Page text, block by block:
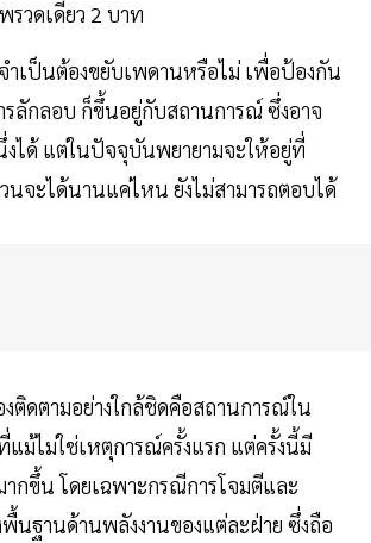
วดเดียว 2 บาท
ำเป็นต้องขยับเพดานหรือไม่ เพื่อป้องกัน
รลักลอบ ก็ขึ้นอยู่กับสถานการณ์ ซึ่งอาจ
งได้ แต่ในปัจจุบันพยายามจะให้อยู่ที่
นจะได้นานแค่ไหน ยังไม่สามารถตอบได้
ดตามอย่างใกล้ชิดคือสถานการณ์ใน
แม้ไม่ใช่เหตุการณ์ครั้งแรก แต่ครั้งนี้มี
กขึ้น โดยเฉพาะกรณีการโจมตีและ
พื้นฐานด้านพลังงานของแต่ละฝ่าย ซึ่งถือ